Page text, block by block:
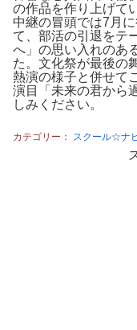
の作品を作り上げて
中継の冒頭では7月
て、部活の引退をテ
へ」の思い入れのあ
た。文化祭が最後の
熱演の様子と併せて
演目「未来の君から
しみください。
カテゴリー： スクール☆ナ